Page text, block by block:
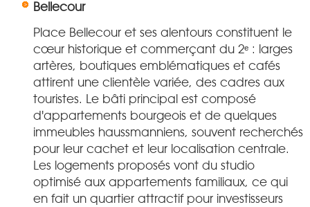
Bellecour
Place Bellecour et ses alentours constituent le
cœur historique et commerçant du 2ᵉ : larges
artères, boutiques emblématiques et cafés
attirent une clientèle variée, des cadres aux
touristes. Le bâti principal est composé
d'appartements bourgeois et de quelques
immeubles haussmanniens, souvent recherchés
pour leur cachet et leur localisation centrale.
Les logements proposés vont du studio
optimisé aux appartements familiaux, ce qui
en fait un quartier attractif pour investisseurs